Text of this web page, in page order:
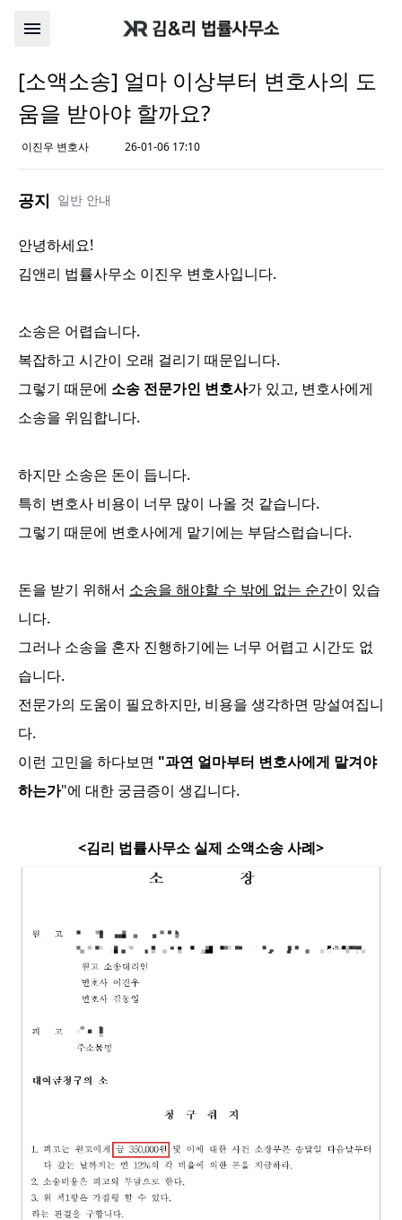
[소액소송] 얼마 이상부터 변호사의 도
움을 받아야 할까요?
이진우 변호사 26-01-06 17:10
공지 일반 안내
안녕하세요!
김앤리 법률사무소 이진우 변호사입니다.
소송은 어렵습니다.
복잡하고 시간이 오래 걸리기 때문입니다.
그렇기 때문에 소송 전문가인 변호사가 있고, 변호사에게
소송을 위임합니다.
하지만 소송은 돈이 듭니다.
특히 변호사 비용이 너무 많이 나올 것 같습니다.
그렇기 때문에 변호사에게 맡기에는 부담스럽습니다.
돈을 받기 위해서 소송을 해야할 수 밖에 없는 순간이 있습
니다.
그러나 소송을 혼자 진행하기에는 너무 어렵고 시간도 없
습니다.
전문가의 도움이 필요하지만, 비용을 생각하면 망설여집니
다.
이런 고민을 하다보면 "과연 얼마부터 변호사에게 맡겨야
하는가"에 대한 궁금증이 생깁니다.
<김리 법률사무소 실제 소액소송 사례>